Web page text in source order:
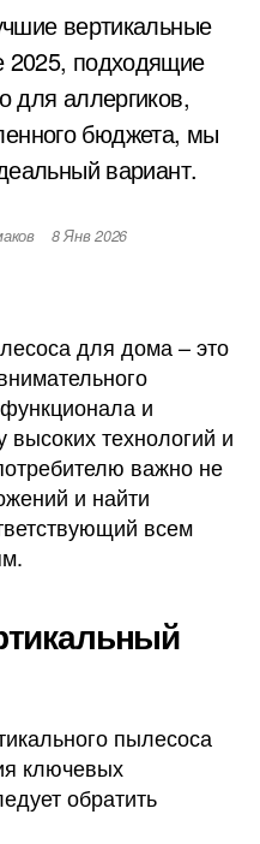
вертикальные
подходящие
для аллергиков,
бюджета, мы
вариант.
8 Янв 2026
для дома – это
и
технологий и
важно не
и найти
всем
пылесоса
ключевых
обратить